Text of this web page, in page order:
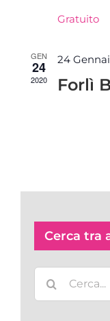
Gratuito
GEN
24
2020
24
Forlì
Cerca tra